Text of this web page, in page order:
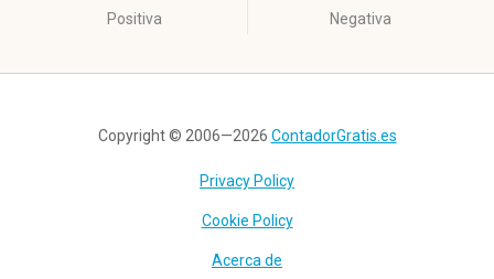
Positiva Negativa
Copyright © 2006—2026 ContadorGratis.es
Privacy Policy
Cookie Policy
Acerca de